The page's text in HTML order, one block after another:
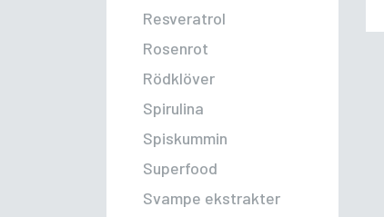
Resveratrol
Rosenrot
Rödklöver
Spirulina
Spiskummin
Superfood
Svampe ekstrakter